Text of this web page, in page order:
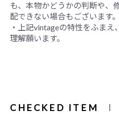
も、本物かどうかの判断や、
配できない場合もございます。
・上記vintageの特性をふま
理解願います。
CHECKED ITEM